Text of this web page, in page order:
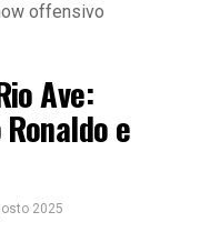
offensivo
Ave:
e
2025